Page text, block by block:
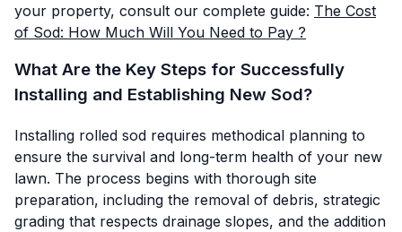
your property, consult our complete guide: The Cost
of Sod: How Much Will You Need to Pay ?
What Are the Key Steps for Successfully
Installing and Establishing New Sod?
Installing rolled sod requires methodical planning to
ensure the survival and long-term health of your new
lawn. The process begins with thorough site
preparation, including the removal of debris, strategic
grading that respects drainage slopes, and the addition